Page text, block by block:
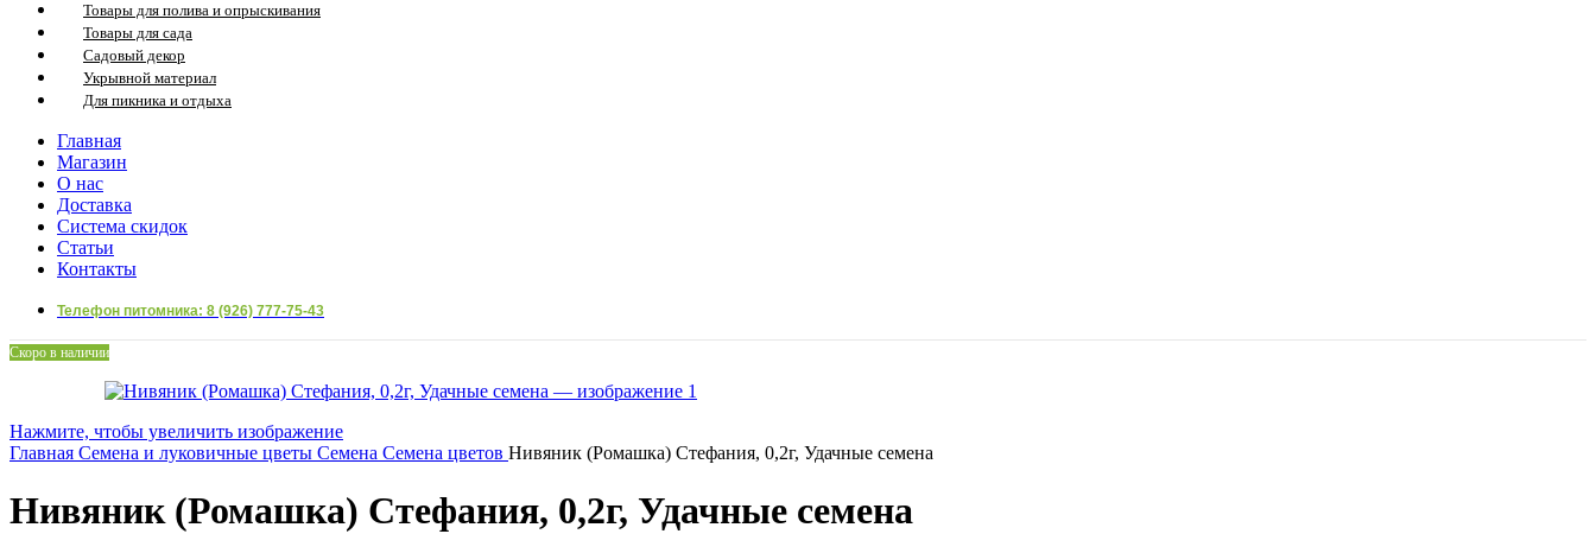
Товары для полива и опрыскивания
Товары для сада
Садовый декор
Укрывной материал
Для пикника и отдыха
Главная
Магазин
О нас
Доставка
Система скидок
Статьи
Контакты
Телефон питомника: 8 (926) 777-75-43
Скоро в наличии
Нажмите, чтобы увеличить изображение
Главная Семена и луковичные цветы Семена Семена цветов Нивяник (Ромашка) Стефания, 0,2г, Удачные семена
Нивяник (Ромашка) Стефания, 0,2г, Удачные семена